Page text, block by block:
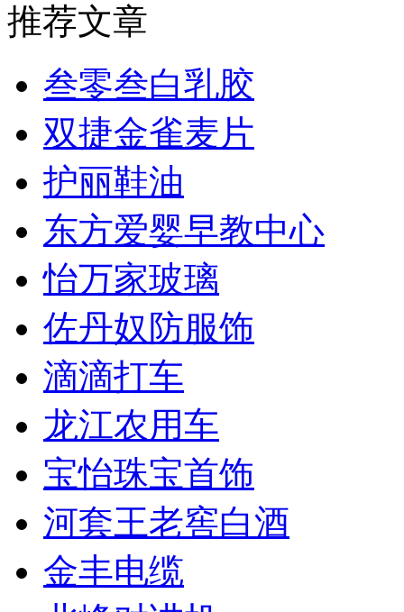
推荐文章
叁零叁白乳胶
双捷金雀麦片
护丽鞋油
东方爱婴早教中心
怡万家玻璃
佐丹奴防服饰
滴滴打车
龙江农用车
宝怡珠宝首饰
河套王老窖白酒
金丰电缆